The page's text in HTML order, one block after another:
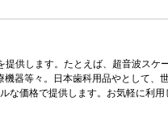
提供します。たとえば、超音波ス
器等々。日本歯科用品やとして、
な価格で提供します。お気軽に利用